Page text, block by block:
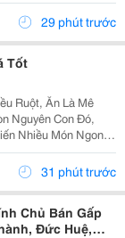
29 phút trước
Tốt
Ruột, Ăn Là Mê
Nguyên Con Đó,
Nhiều Món Ngon
1:
Kg &Ndash; 3-6...
31 phút trước
Chủ Bán Gấp
Đức Huệ,